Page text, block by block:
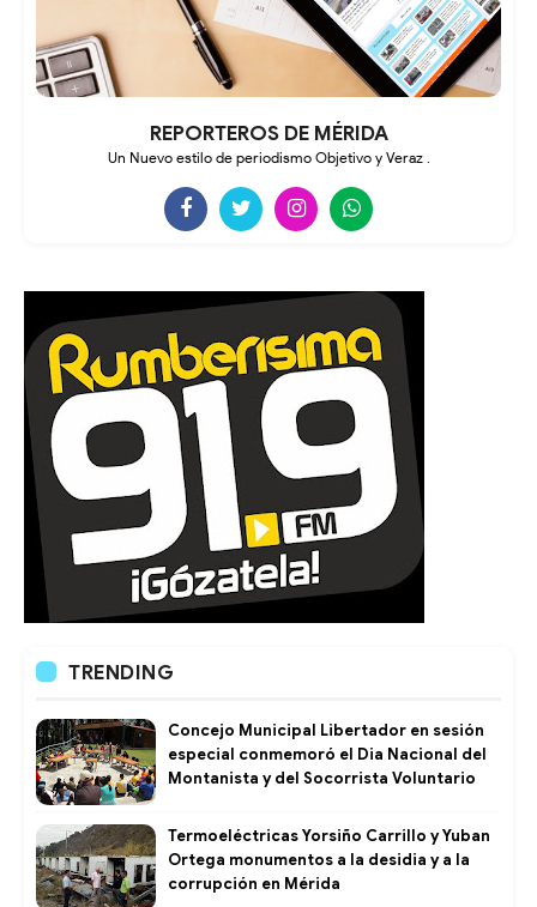
REPORTEROS DE MÉRIDA
Un Nuevo estilo de periodismo Objetivo y Veraz .
TRENDING
Concejo Municipal Libertador en sesión
especial conmemoró el Dia Nacional del
Montanista y del Socorrista Voluntario
Termoeléctricas Yorsiño Carrillo y Yuban
Ortega monumentos a la desidia y a la
corrupción en Mérida